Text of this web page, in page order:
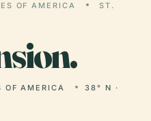
OF AMERICA
ST.
OF AMERICA
38° N ·